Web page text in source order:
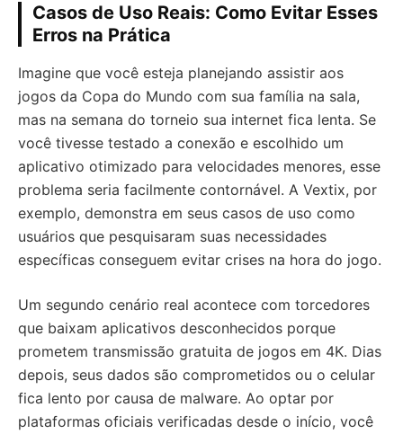
Casos de Uso Reais: Como Evitar Esses
Erros na Prática
Imagine que você esteja planejando assistir aos
jogos da Copa do Mundo com sua família na sala,
mas na semana do torneio sua internet fica lenta. Se
você tivesse testado a conexão e escolhido um
aplicativo otimizado para velocidades menores, esse
problema seria facilmente contornável. A Vextix, por
exemplo, demonstra em seus casos de uso como
usuários que pesquisaram suas necessidades
específicas conseguem evitar crises na hora do jogo.
Um segundo cenário real acontece com torcedores
que baixam aplicativos desconhecidos porque
prometem transmissão gratuita de jogos em 4K. Dias
depois, seus dados são comprometidos ou o celular
fica lento por causa de malware. Ao optar por
plataformas oficiais verificadas desde o início, você